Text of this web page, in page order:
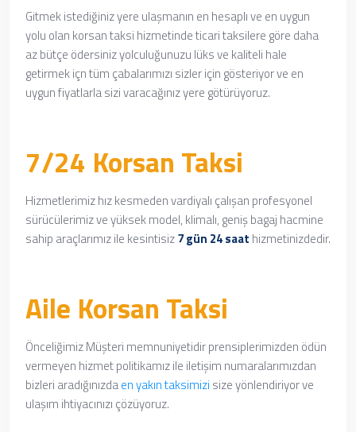
Gitmek istediğiniz yere ulaşmanın en hesaplı ve en uygun
yolu olan korsan taksi hizmetindeticari taksilere göre daha
az bütçe ödersiniz yolculuğunuzu lüks ve kaliteli hale
getirmek içntüm çabalarımızı sizler için gösteriyor ve en
uygun fiyatlarla sizi varacağınız yere götürüyoruz.
7/24 Korsan Taksi
Hizmetlerimiz hız kesmeden vardiyalı çalışan profesyonel
sürücülerimiz ve yüksek model, klimalı, geniş bagaj hacmine
sahip araçlarımız ile kesintisiz7 gün 24 saat hizmetinizdedir.
Aile Korsan Taksi
Önceliğimiz Müşteri memnuniyetidir prensiplerimizden ödün
vermeyen hizmet politikamız ile iletişim numaralarımızdan
bizleri aradığınızdaen yakın taksimizi size yönlendiriyor ve
ulaşım ihtiyacınızı çözüyoruz.